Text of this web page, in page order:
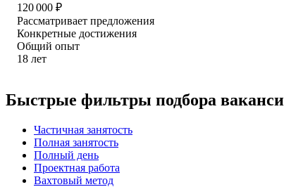
120 000 ₽
Рассматривает предложения
Конкретные достижения
Общий опыт
18 лет
Быстрые фильтры подбора
Частичная занятость
Полная занятость
Полный день
Проектная работа
Вахтовый метод